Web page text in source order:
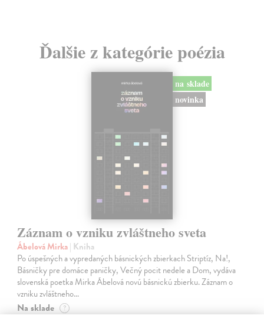
Ďalšie z kategórie poézia
na sklade
novinka
Záznam o vzniku zvláštneho sveta
Ábelová Mirka| Kniha
Po úspešných a vypredaných básnických zbierkach Striptíz, Na!,
Básničky pre domáce paničky, Večný pocit nedele a Dom, vydáva
slovenská poetka Mirka Ábelová novú básnickú zbierku. Záznam o
vzniku zvláštneho…
Na sklade ?